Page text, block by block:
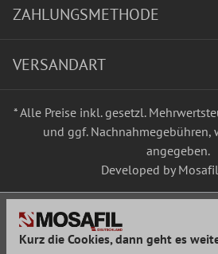
ZAHLUNGSMETHODE
VERSANDART
* Alle Preise inkl. gesetzl.
und ggf. Nachnahmegebühren,
angegeben.
Developed by
Kurz die Cookies, dann geht es